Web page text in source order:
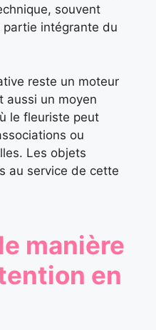
souvent
intégrante du
reste un moteur
aussi un moyen
le fleuriste peut
ou
Les objets
au service de cette
manière
en